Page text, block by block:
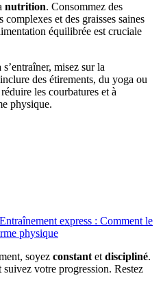
nutrition. Consommez des
et des graisses saines
équilibrée est cruciale
misez sur la
des étirements, du yoga ou
les courbatures et à
physique.
Entraînement express : Comment le
physique
soyez constant et discipliné.
votre progression. Restez